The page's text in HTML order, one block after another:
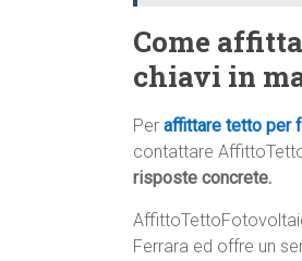
Come
chiavi in
Per affittare tetto per
contattare
risposte concrete.
Ferrara ed offre un